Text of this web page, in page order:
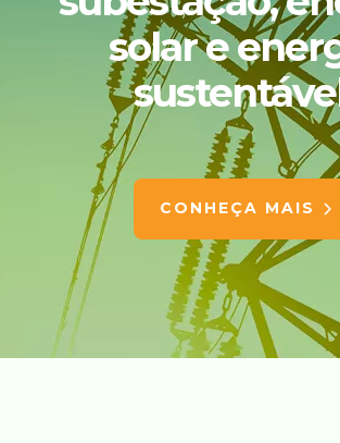
solar e
CONHEÇA MAIS